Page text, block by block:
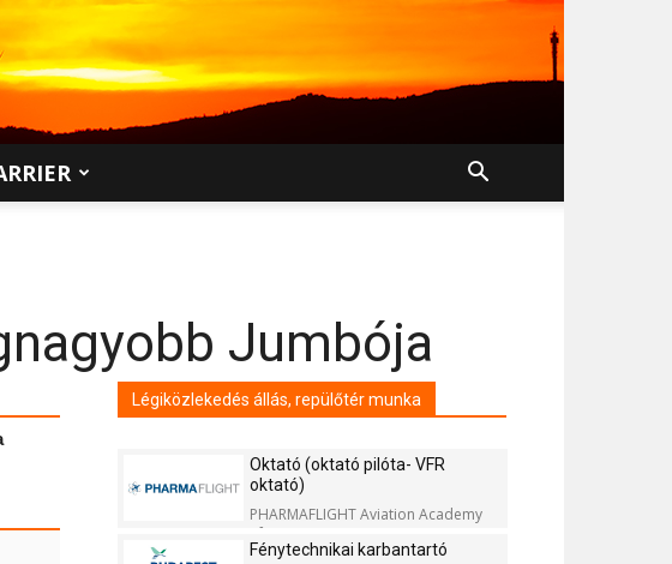
Jumbója
Légiközlekedés állás, repülőtér munka
Oktató (oktató pilóta- VFR
oktató)
PHARMAFLIGHT Aviation Academy
Kft.
Fénytechnikai karbantartó